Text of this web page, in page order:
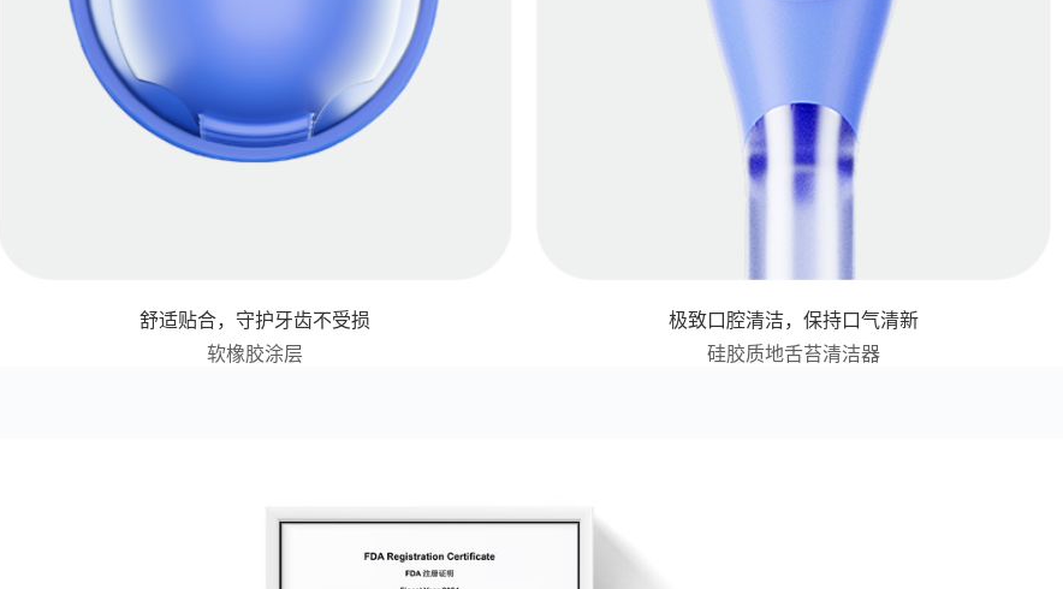
舒适贴合，守护牙齿不受损
软橡胶涂层
极致口腔清洁，保持口气清新
硅胶质地舌苔清洁器